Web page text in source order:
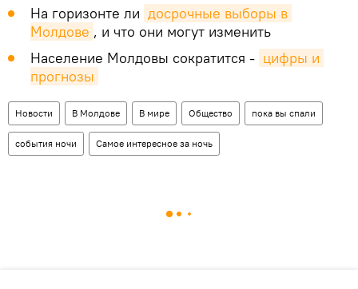
На горизонте ли досрочные выборы в
Молдове , и что они могут изменить
Население Молдовы сократится - цифры и
прогнозы
Новости В Молдове В мире Общество пока вы спали
события ночи Самое интересное за ночь